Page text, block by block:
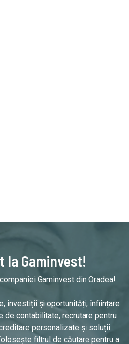
la Gaminvest!
Gaminvest din Oradea!
investiții și oportunități, înființare
de contabilitate, recrutare pentru
personalizate și soluții
filtrul de căutare pentru a